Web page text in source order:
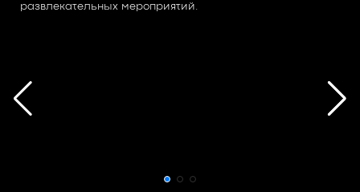
развлекательных мероприятий.